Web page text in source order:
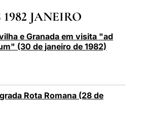
JANEIRO
e Granada em visita "ad
(30 de janeiro de 1982)
Rota Romana (28 de